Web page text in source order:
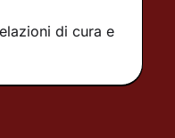
di cura e